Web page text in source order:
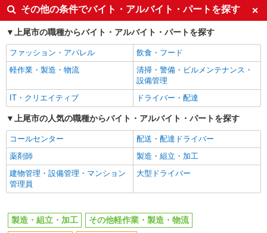
派遣社員
パーソルフィールドスタッフ株式会社 千葉・埼玉コーディネートセ
ンター（埼玉）
スマホに使う電池材料の製造
時給2,000円 月収例：334,500円 （155ｈ
×2000円＋夜勤7回24500円） ★交通費規定支給
埼玉県上尾市 ★車通勤可 ※民間駐車場代支給
あり
キープ 詳細を見る
派遣社員
パーソルテンプスタッフ株式会社 フィールドワーク東日本CC/26-
0601474
時給1500円
同じ特徴から上尾駅の求人を探す
入社日応相談
即日勤務OK
職場見学OKまたは説明会あり
新卒・第二新卒歓迎
女性活躍中
主婦・主夫歓迎
学歴不問
ブランクOK
ボーナス・賞与あり
昇給あり
完全週休2日制
禁煙・分煙
残業少なめ（月20h未満）
交通費支給
社会保険あり
制服貸与
同じ職種から求人を探す
製造・組立・加工
その他の条件でバイト・アルバイト・パートを探す
上尾市の職種からバイト・アルバイト・パートを探す
ファッション・アパレル
飲食・フード
軽作業・製造・物流
清掃・警備・ビルメンテナンス・
設備管理
IT・クリエイティブ
ドライバー・配達
上尾市の人気の職種からバイト・アルバイト・パートを探す
コールセンター
配送・配達ドライバー
薬剤師
製造・組立・加工
建物管理・設備管理・マンション
管理員
大型ドライバー
製造・組立・加工
その他軽作業・製造・物流